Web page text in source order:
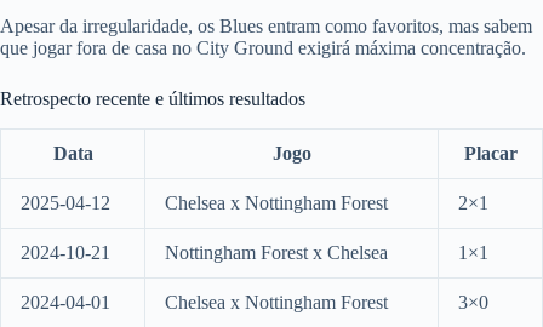
Apesar da irregularidade, os Blues entram como favoritos, mas sabem
que jogar fora de casa no City Ground exigirá máxima concentração.
Retrospecto recente e últimos resultados
Data Jogo Placar
2025-04-12 Chelsea x Nottingham Forest 2×1
2024-10-21 Nottingham Forest x Chelsea 1×1
2024-04-01 Chelsea x Nottingham Forest
3×0